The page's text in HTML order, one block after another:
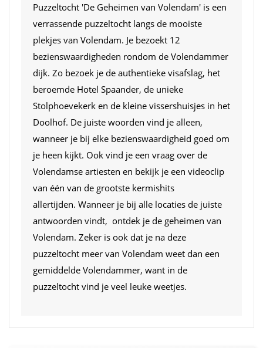
Puzzeltocht 'De Geheimen van Volendam' is een
verrassende puzzeltocht langs de mooiste
plekjes van Volendam. Je bezoekt 12
bezienswaardigheden rondom de Volendammer
dijk. Zo bezoek je de authentieke visafslag, het
beroemde Hotel Spaander, de unieke
Stolphoevekerk en de kleine vissershuisjes in het
Doolhof. De juiste woorden vind je alleen,
wanneer je bij elke bezienswaardigheid goed om
je heen kijkt. Ook vind je een vraag over de
Volendamse artiesten en bekijk je een videoclip
van één van de grootste kermishits
allertijden. Wanneer je bij alle locaties de juiste
antwoorden vindt, ontdek je de geheimen van
Volendam. Zeker is ook dat je na deze
puzzeltocht meer van Volendam weet dan een
gemiddelde Volendammer, want in de
puzzeltocht vind je veel leuke weetjes.